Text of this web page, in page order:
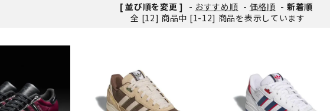
(ファッキンオーサム)
SKATEBOARDS
HOCKEY SKATEBOARDS
デッキ サイズ別一覧
セール シューズ
ギフト
[ 並び順を変更 ] - おすすめ順 - 価格順 - 新着順
全 [12] 商品中 [1-12] 商品を表示しています